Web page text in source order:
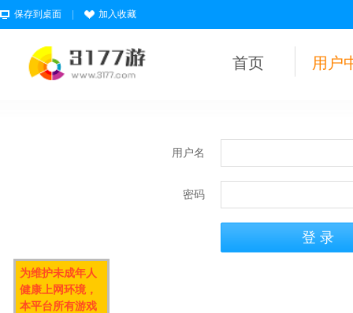
保存到桌面 加入收藏
首页 用户
用户名
密码
为维护未成年人
健康上网环境，
本平台所有游戏